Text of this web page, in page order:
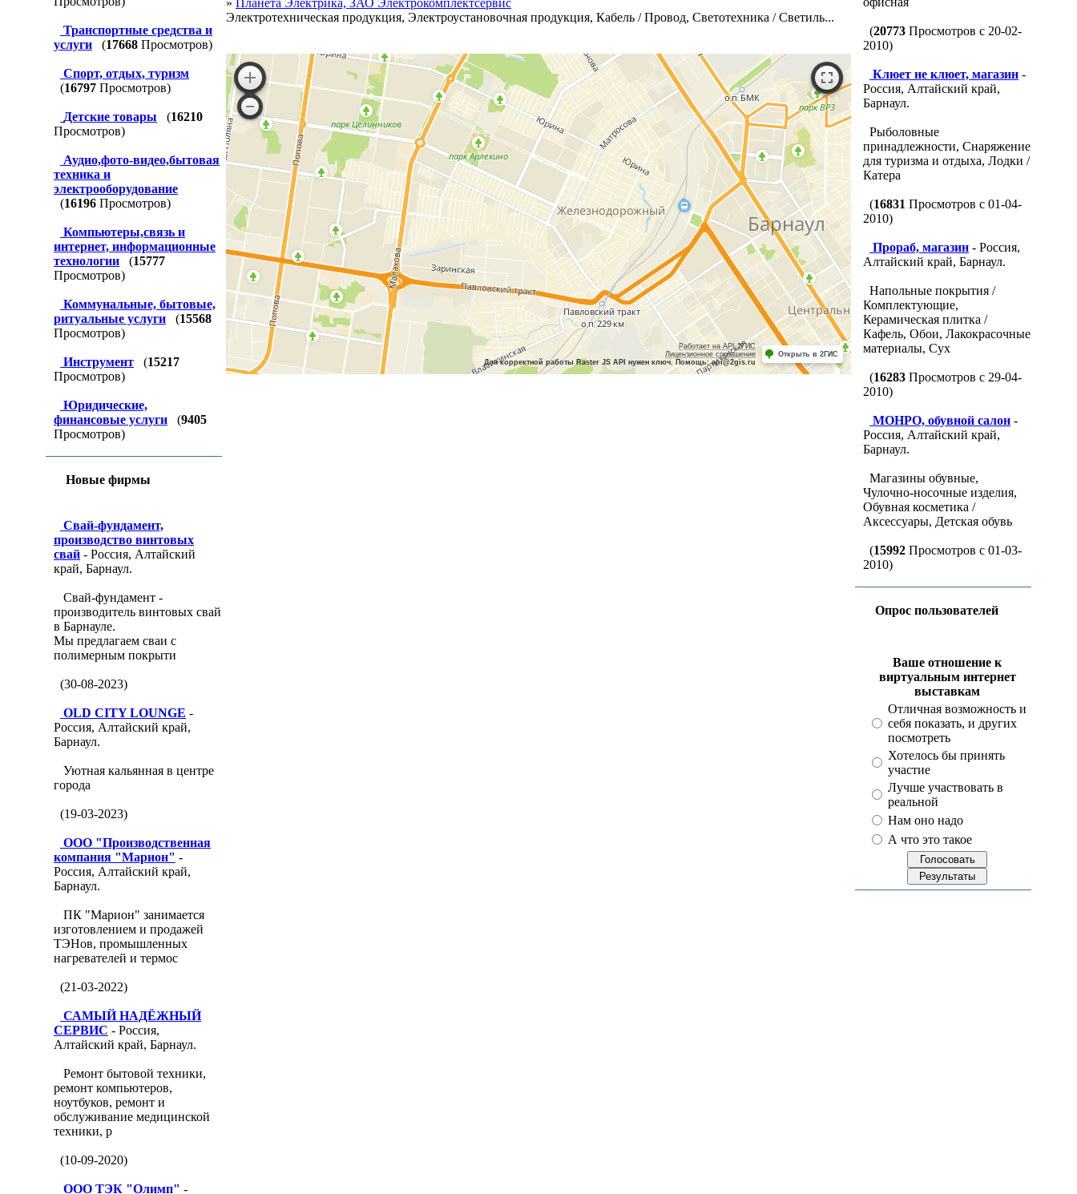
Транспортные средства и
услуги
(17668 Просмотров)
Спорт, отдых, туризм
(16797 Просмотров)
Детские товары (16210
Просмотров)
Аудио,фото-видео,бытовая
техника и
электрооборудование
(16196 Просмотров)
Компьютеры,связь и
интернет, информационные
технологии
(15777
Просмотров)
Коммунальные, бытовые,
ритуальные услуги
(15568
Просмотров)
Инструмент (15217
Просмотров)
Юридические,
финансовые услуги
(9405
Просмотров)
Новые фирмы
Свай-фундамент,
производство винтовых
свай - Россия, Алтайский
край, Барнаул.
Свай-фундамент -
производитель винтовых свай
в Барнауле.
Мы предлагаем сваи с
полимерным покрыти
(30-08-2023)
OLD CITY LOUNGE -
Россия, Алтайский край,
Барнаул.
Уютная кальянная в центре
города
(19-03-2023)
ООО "Производственная
компания "Марион" -
Россия, Алтайский край,
Барнаул.
ПК "Марион" занимается
изготовлением и продажей
ТЭНов, промышленных
нагревателей и термос
(21-03-2022)
САМЫЙ НАДЁЖНЫЙ
СЕРВИС - Россия,
Алтайский край, Барнаул.
Ремонт бытовой техники,
ремонт компьютеров,
ноутбуков, ремонт и
обслуживание медицинской
техники, р
(10-09-2020)
ООО ТЭК "Олимп" -
» Планета Электрика, ЗАО Электрокомплектсервис
Электротехническая продукция, Электроустановочная продукция, Кабель / Провод, Светотехника / Светиль...
Работает на API 2ГИС
Лицензионное соглашение
Для корректной работы Raster JS API нужен ключ. Помощь: api@2gis.ru
Открыть в 2ГИС
(20773 Просмотров с 20-02-
2010)
Клюет не клюет, магазин -
Россия, Алтайский край,
Барнаул.
Рыболовные
принадлежности, Снаряжение
для туризма и отдыха, Лодки /
Катера
(16831 Просмотров с 01-04-
2010)
Прораб, магазин - Россия,
Алтайский край, Барнаул.
Напольные покрытия /
Комплектующие,
Керамическая плитка /
Кафель, Обои, Лакокрасочные
материалы, Сух
(16283 Просмотров с 29-04-
2010)
МОНРО, обувной салон -
Россия, Алтайский край,
Барнаул.
Магазины обувные,
Чулочно-носочные изделия,
Обувная косметика /
Аксессуары, Детская обувь
(15992 Просмотров с 01-03-
2010)
Опрос пользователей
Ваше отношение к
виртуальным интернет
выставкам
Отличная возможность и
себя показать, и других
посмотреть
Хотелось бы принять
участие
Лучше участвовать в
реальной
Нам оно надо
А что это такое